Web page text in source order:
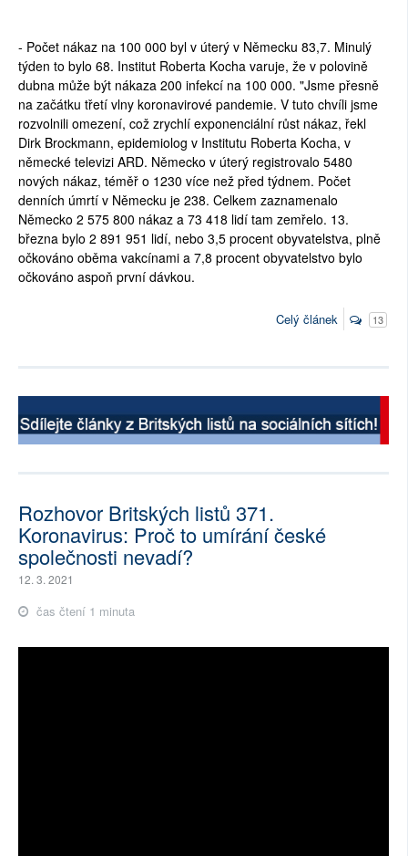
- Počet nákaz na 100 000 byl v úterý v Německu 83,7. Minulý
týden to bylo 68. Institut Roberta Kocha varuje, že v polovině
dubna může být nákaza 200 infekcí na 100 000. "Jsme přesně
na začátku třetí vlny koronavirové pandemie. V tuto chvíli jsme
rozvolnili omezení, což zrychlí exponenciální růst nákaz, řekl
Dirk Brockmann, epidemiolog v Institutu Roberta Kocha, v
německé televizi ARD. Německo v úterý registrovalo 5480
nových nákaz, téměř o 1230 více než před týdnem. Počet
denních úmrtí v Německu je 238. Celkem zaznamenalo
Německo 2 575 800 nákaz a 73 418 lidí tam zemřelo. 13.
března bylo 2 891 951 lidí, nebo 3,5 procent obyvatelstva, plně
očkováno oběma vakcínami a 7,8 procent obyvatelstvo bylo
očkováno aspoň první dávkou.
Celý článek 13
Rozhovor Britských listů 371.
Koronavirus: Proč to umírání české
společnosti nevadí?
12. 3. 2021
čas čtení 1 minuta